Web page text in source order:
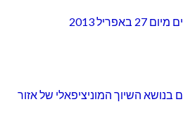
2013
השיוך המוניציפאלי של אזור